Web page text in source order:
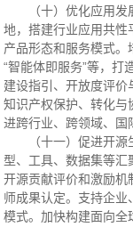
（十）优化应用
地，搭建行业应用共性
产品形态和服务模式。
“智能体即服务”等，打
建设指引、开放度评
知识产权保护、转化与
进跨行业、跨领域、国
（十一）促进开
型、工具、数据集等
开源贡献评价和激励
师成果认定。支持企
模式。加快构建面向全